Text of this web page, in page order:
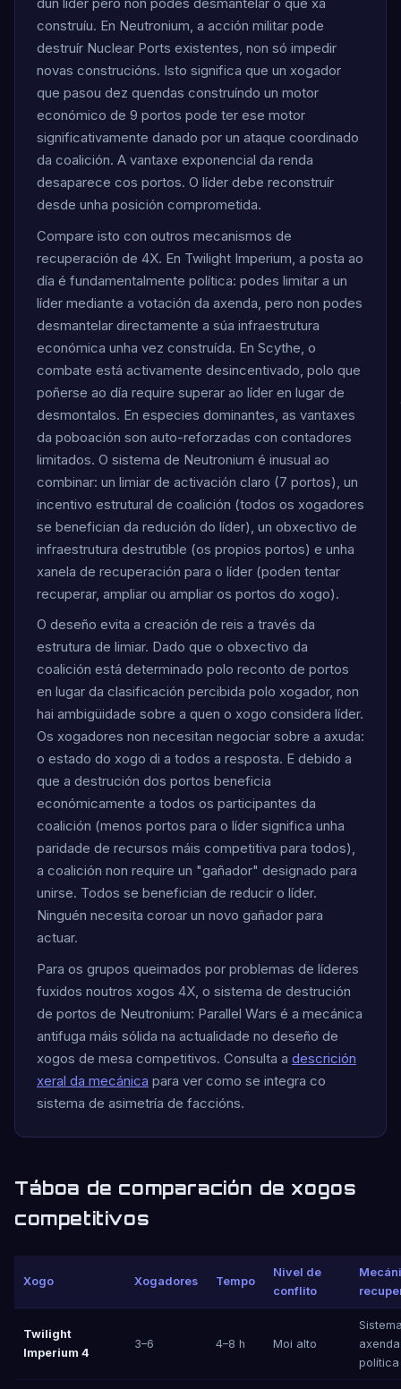
dun líder pero non podes desmantelar o que xa
construíu. En Neutronium, a acción militar pode
destruír Nuclear Ports existentes, non só impedir
novas construcións. Isto significa que un xogador
que pasou dez quendas construíndo un motor
económico de 9 portos pode ter ese motor
significativamente danado por un ataque coordinado
da coalición. A vantaxe exponencial da renda
desaparece cos portos. O líder debe reconstruír
desde unha posición comprometida.
Compare isto con outros mecanismos de
recuperación de 4X. En Twilight Imperium, a posta ao
día é fundamentalmente política: podes limitar a un
líder mediante a votación da axenda, pero non podes
desmantelar directamente a súa infraestrutura
económica unha vez construída. En Scythe, o
combate está activamente desincentivado, polo que
poñerse ao día require superar ao líder en lugar de
desmontalos. En especies dominantes, as vantaxes
da poboación son auto-reforzadas con contadores
limitados. O sistema de Neutronium é inusual ao
combinar: un limiar de activación claro (7 portos), un
incentivo estrutural de coalición (todos os xogadores
se benefician da redución do líder), un obxectivo de
infraestrutura destrutible (os propios portos) e unha
xanela de recuperación para o líder (poden tentar
recuperar, ampliar ou ampliar os portos do xogo).
O deseño evita a creación de reis a través da
estrutura de limiar. Dado que o obxectivo da
coalición está determinado polo reconto de portos
en lugar da clasificación percibida polo xogador, non
hai ambigüidade sobre a quen o xogo considera líder.
Os xogadores non necesitan negociar sobre a axuda:
o estado do xogo di a todos a resposta. E debido a
que a destrución dos portos beneficia
económicamente a todos os participantes da
coalición (menos portos para o líder significa unha
paridade de recursos máis competitiva para todos),
a coalición non require un "gañador" designado para
unirse. Todos se benefician de reducir o líder.
Ninguén necesita coroar un novo gañador para
actuar.
Para os grupos queimados por problemas de líderes
fuxidos noutros xogos 4X, o sistema de destrución
de portos de Neutronium: Parallel Wars é a mecánica
antifuga máis sólida na actualidade no deseño de
xogos de mesa competitivos. Consulta a descrición
xeral da mecánica para ver como se integra co
sistema de asimetría de faccións.
Táboa de comparación de xogos
competitivos
Xogo Xogadores Tempo
Nivel de
conflito
Twilight
Imperium 4
3–6 4–8 h Moi alto
axenda
política